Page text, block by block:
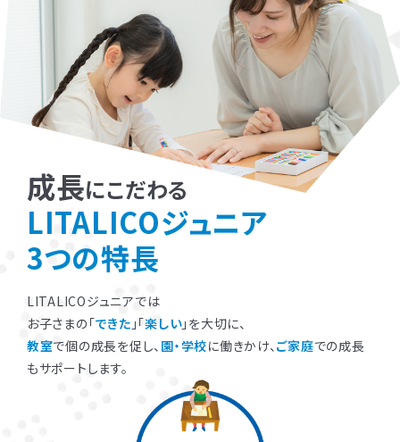
成長にこだわる
LITALICOジュニア
3つの特長
LITALICOジュニアでは
お子さまの「できた 」「楽しい」を大切に、
教室で個の成長を促し、 園・学校に働きかけ、ご家庭での成長
もサポートします。